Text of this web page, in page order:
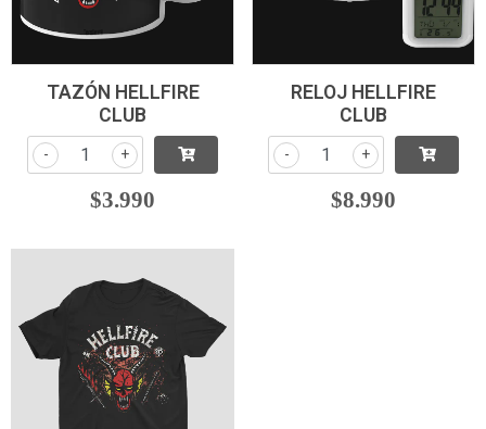
TAZÓN HELLFIRE
CLUB
+
-
$3.990
RELOJ HELLFIRE
CLUB
+
-
$8.990